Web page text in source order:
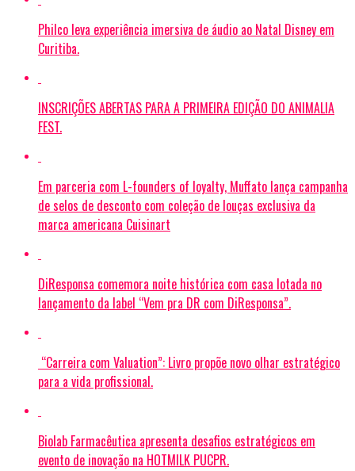
Philco leva experiência imersiva de áudio ao Natal Disney em
Curitiba.
INSCRIÇÕES ABERTAS PARA A PRIMEIRA EDIÇÃO DO ANIMALIA
FEST.
Em parceria com L-founders of loyalty, Muffato lança campanha
de selos de desconto com coleção de louças exclusiva da
marca americana Cuisinart
DiResponsa comemora noite histórica com casa lotada no
lançamento da label “Vem pra DR com DiResponsa”.
“Carreira com Valuation”: Livro propõe novo olhar estratégico
para a vida profissional.
Biolab Farmacêutica apresenta desafios estratégicos em
evento de inovação na HOTMILK PUCPR.